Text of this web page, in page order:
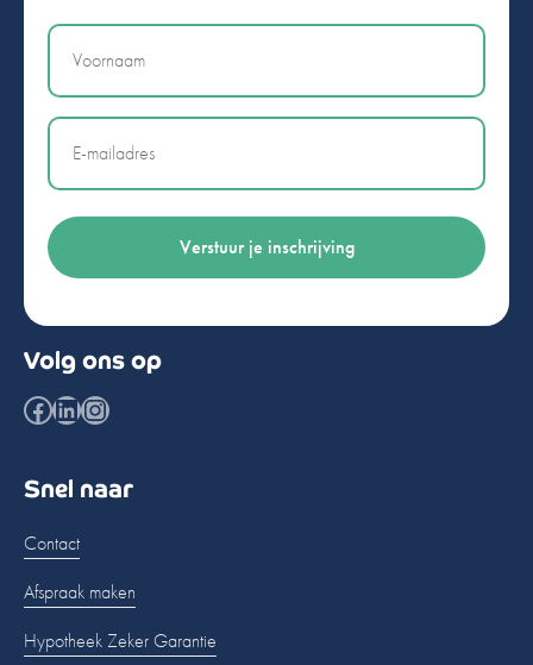
Naam
Email
Volg ons op
Facebook
LinkedIn
Instagram
Snel naar
Contact
Afspraak maken
Hypotheek Zeker Garantie